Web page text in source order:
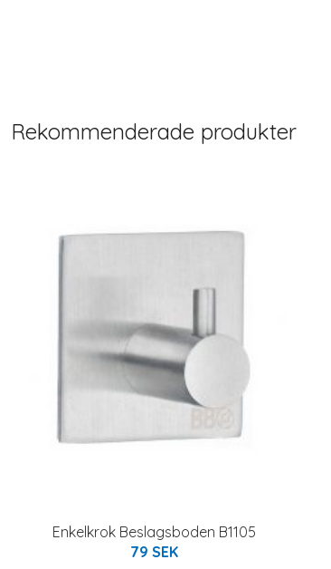
Rekommenderade produkter
Enkelkrok Beslagsboden B1105
79 SEK